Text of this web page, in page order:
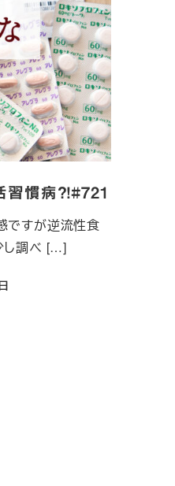
慣病？！#721
ですが逆流性食
し調べ […]